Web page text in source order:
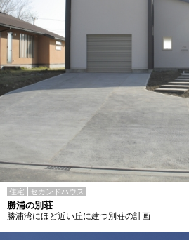
住宅 セカンドハウス
勝浦の別荘
勝浦湾にほど近い丘に建つ別荘の計画